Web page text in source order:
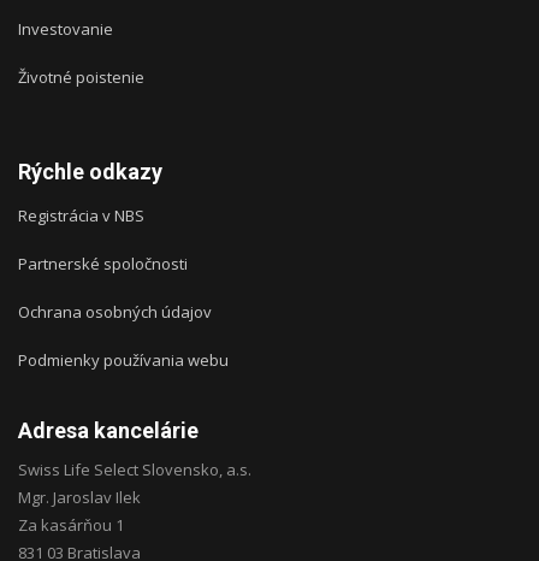
Investovanie
Životné poistenie
Rýchle odkazy
Registrácia v NBS
Partnerské spoločnosti
Ochrana osobných údajov
Podmienky používania webu
Adresa kancelárie
Swiss Life Select Slovensko, a.s.
Mgr. Jaroslav Ilek
Za kasárňou 1
831 03 Bratislava